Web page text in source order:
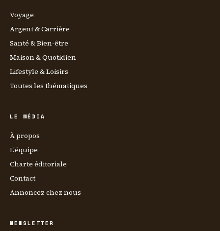
Voyage
Argent & Carrière
Santé & Bien-être
Maison & Quotidien
Lifestyle & Loisirs
Toutes les thématiques
LE MÉDIA
À propos
L'équipe
Charte éditoriale
Contact
Annoncez chez nous
NEWSLETTER